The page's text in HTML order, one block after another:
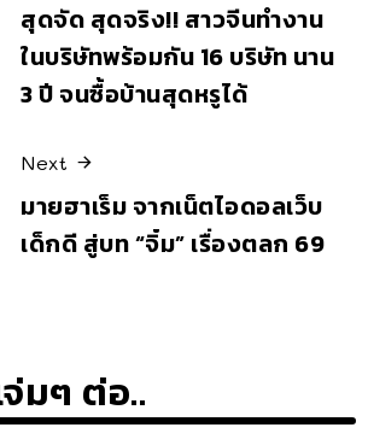
สุดจัด สุดจริง!! สาวจีนทำงาน
ในบริษัทพร้อมกัน 16 บริษัท นาน
3 ปี จนซื้อบ้านสุดหรูได้
Next
มายฮาเร็ม จากเน็ตไอดอลเว็บ
เด็กดี สู่บท “จิ๋ม” เรื่องตลก 69
มๆ ต่อ..